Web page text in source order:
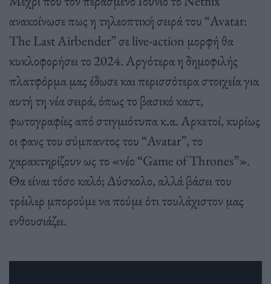
ανακοίνωσε πως η τηλεοπτική σειρά του “Avatar:
The Last Airbender” σε live-action μορφή θα
κυκλοφορήσει το 2024. Αργότερα η δημοφιλής
πλατφόρμα μας έδωσε και περισσότερα στοιχεία για
αυτή τη νέα σειρά, όπως το βασικό καστ,
φωτογραφίες από στιγμιότυπα κ.α. Αρκετοί, κυρίως
οι φανς του σύμπαντος του “Avatar”, το
χαρακτηρίζουν ως το «νέο “Game of Thrones”».
Θα είναι τόσο καλό; Δύσκολο, αλλά βάσει του
τρέιλερ μπορούμε να πούμε ότι τουλάχιστον μας
ενθουσιάζει.